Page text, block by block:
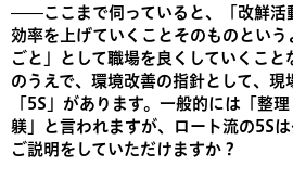
——ここまで伺っていると、「改鮮活
効率を上げていくことそのものとい
ごと」として職場を良くしていくこ
のうえで、環境改善の指針として、現
「5S」があります。一般的には「整
躾」と言われますが、ロート流の5Sは
ご説明をしていただけますか？